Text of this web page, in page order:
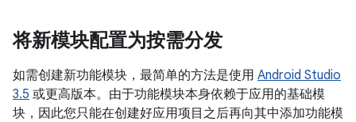
将新模块配置为按需分发
如需创建新功能模块，最简单的方法是使用 Android Studio
3.5 或更高版本。由于功能模块本身依赖于应用的基础模
块，因此您只能在创建好应用项目之后再向其中添加功能模